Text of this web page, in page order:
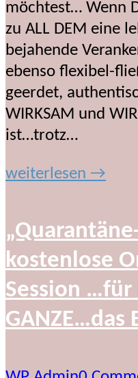
möchtest… Wenn
zu ALL DEM eine
bejahende
ebenso flexibel-
geerdet,
WIRKSAM und
ist…trotz…
weiterlesen →
kostenlose
Session …für
GANZE…das